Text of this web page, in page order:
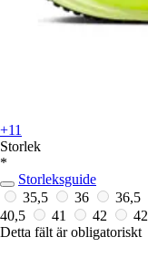
+11
Storlek
*
Storleksguide
35,5
36 36,5
40,5
41 42
Detta fält är obligatoriskt